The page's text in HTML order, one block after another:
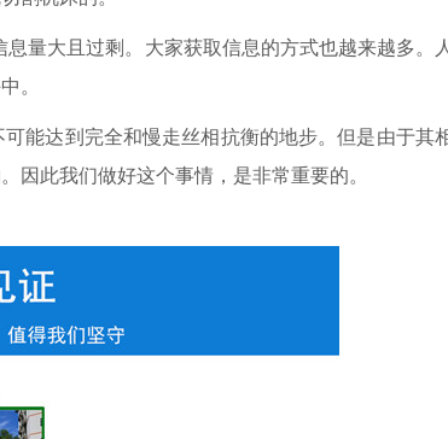
割机床的。
量大且过剩。大家获取信息的方式也越来越多。
。
能达到完全和慢走丝相抗衡的地步。但是由于其
因此我们做好这个事情，是非常重要的。